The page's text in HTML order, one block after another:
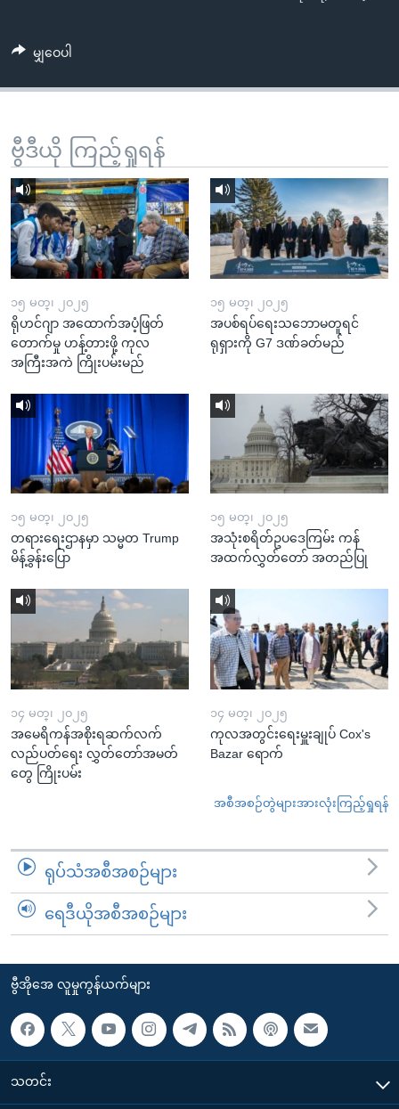
ရှာဖွေ
နေရာ
သို့
ကျော်
ရန်
မျှဝေပါ
ဗွီဒီယို ကြည့်ရှုရန်
၁၅ မတ္၊ ၂၀၂၅
ရိုဟင်ဂျာ အထောက်အပံ့ဖြတ်
တောက်မှု ဟန့်တားဖို့ ကုလ
အကြီးအကဲ ကြိုးပမ်းမည်
၁၅ မတ္၊ ၂၀၂၅
အပစ်ရပ်ရေးသဘောမတူရင်
ရုရှားကို G7 ဒဏ်ခတ်မည်
၁၅ မတ္၊ ၂၀၂၅
တရားရေးဌာနမှာ သမ္မတ Trump
မိန့်ခွန်းပြော
၁၅ မတ္၊ ၂၀၂၅
အသုံးစရိတ်ဥပဒေကြမ်း ကန်
အထက်လွှတ်တော် အတည်ပြု
၁၄ မတ္၊ ၂၀၂၅
အမေရိကန်အစိုးရဆက်လက်
လည်ပတ်ရေး လွှတ်တော်အမတ်
တွေ ကြိုးပမ်း
၁၄ မတ္၊ ၂၀၂၅
ကုလအတွင်းရေးမှူးချုပ် Cox's
Bazar ရောက်
အစီအစဉ်တွဲများအားလုံးကြည့်ရှုရန်
ရုပ်သံအစီအစဉ်များ
ရေဒီယိုအစီအစဉ်များ
ဗွီအိုအေ လူမှုကွန်ယက်များ
သတင်း